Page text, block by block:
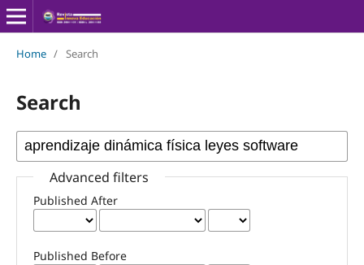
Home / Search
Search
Advanced filters
Published After
Published Before